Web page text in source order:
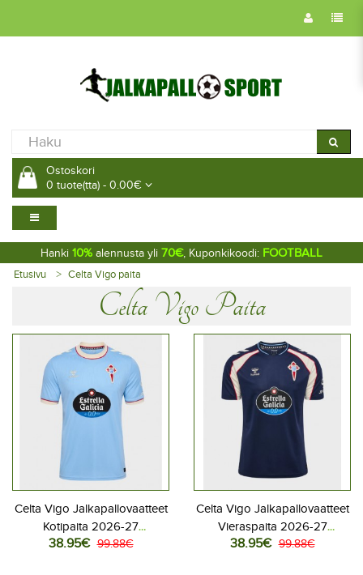
Ostoskori
0 tuote(tta) - 0.00€
Hanki 10% alennusta yli 70€, Kuponkikoodi: FOOTBALL
Etusivu Celta Vigo paita
Celta Vigo Paita
Celta Vigo Jalkapallovaatteet
Kotipaita 2026-27
Lyhythihainen
38.95€ 99.88€
Celta Vigo Jalkapallovaatteet
Vieraspaita 2026-27
Lyhythihainen
38.95€ 99.88€